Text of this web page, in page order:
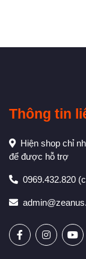
Thông tin
Hiện shop chỉ
để được hỗ trợ
0969.432.820